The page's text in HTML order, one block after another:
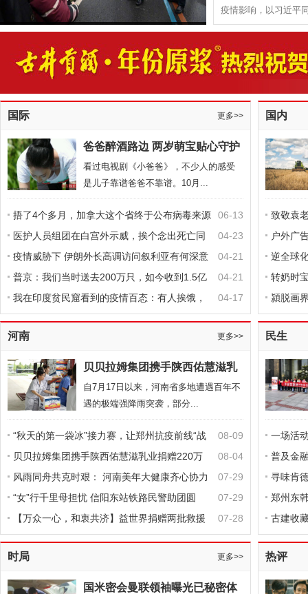
安阳50名支援湖北白衣战士平安凯旋
G20峰会新闻中心：那些匆匆的身影
习近平出席金砖国家领导人非正式会晤
疫情影响，以习近平
更多>>
国际
爸爸醉酒路边 两岁萌宝贴心守护
看过电视剧《小爸爸》，不少人的感受
是儿子靠谱爸爸不靠谱。10月...
06-13
捂了4个多月，加拿大这个省终于公布病毒来源
04-23
医护人员组团在白宫外示威，挨个念出死亡同
行的名字
04-21
疫情威胁下 伊朗外长高调访问叙利亚有何深意
双方谈了啥
04-21
普京：我们当时送去200万只，如今收到1.5亿
只来自中国的口罩
04-17
我在印度贫民窟看到的疫情百态：有人挨饿，
国内
致敬袁
子弟
户外广
未来发
逆全球
转奶时
得宝宝
潁脱画
更多>>
河南
贝贝拉姆集团携手陕西佑慧滋乳
业捐赠220万元物资驰援河南
自7月17日以来，河南省多地遭遇百年不
遇的极端强降雨突袭，部分...
08-09
“秋天的第一袋冰”接力赛，让郑州抗疫前线“战
士”瞬间身心凉爽
08-04
贝贝拉姆集团携手陕西佑慧滋乳业捐赠220万
元物资驰援河南
07-29
风雨同舟共克时艰： 河南美年大健康齐心协力
救援家乡
07-29
“女”行千里母担忧 信阳东站铁路民警助团圆
07-28
【万众一心，和衷共济】益世界捐赠两批救援
民生
一场活
者“偏爱
普及金
口分公
寻味肯
郑州东
古建收
更多>>
时局
国米密会曼联领袖曝光已秘密体
热评